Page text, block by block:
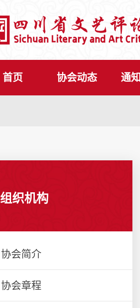
首页 协会动态 通
组织机构
协会简介
协会章程